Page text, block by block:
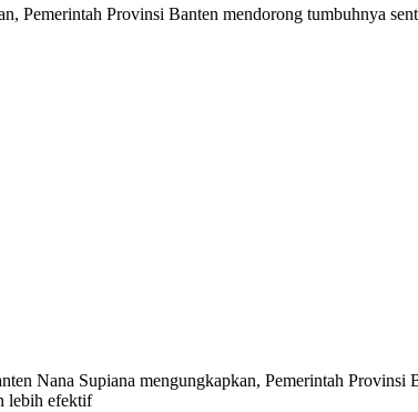
Pemerintah Provinsi Banten mendorong tumbuhnya
Nana Supiana mengungkapkan, Pemerintah Provinsi
lebih efektif